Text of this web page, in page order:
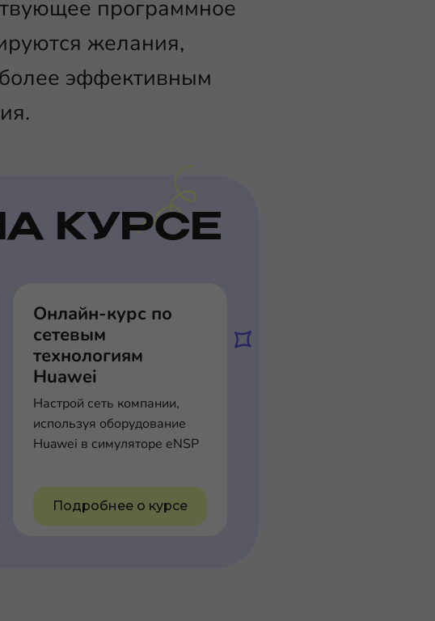
программное
желания,
эффективным
КУРСЕ
Онлайн-курс по
сетевым
технологиям
Huawei
Настрой сеть компании,
используя оборудование
Huawei в симуляторе eNSP
Подробнее о курсе